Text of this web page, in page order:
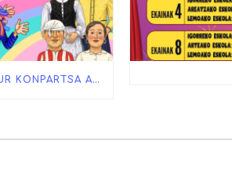
ZAPARRADA HAUR KONPARTSA ASTE NAGUSIAN!